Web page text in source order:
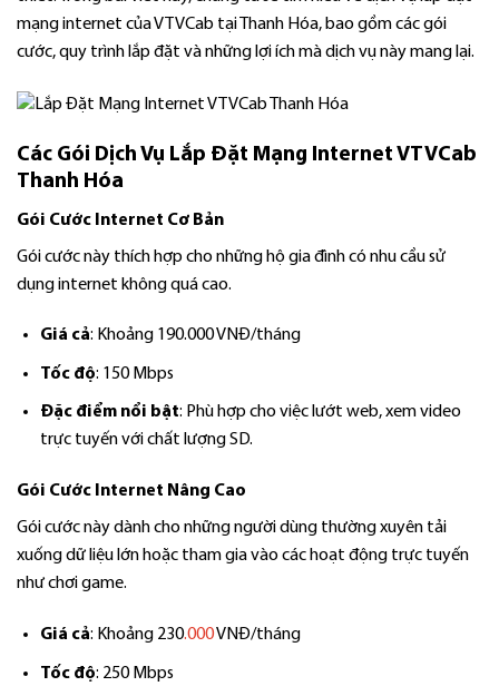
mạng internet của VTVCab tại Thanh Hóa, bao gồm các gói
cước, quy trình lắp đặt và những lợi ích mà dịch vụ này mang lại.
Các Gói Dịch Vụ Lắp Đặt Mạng Internet VTVCab
Thanh Hóa
Gói Cước Internet Cơ Bản
Gói cước này thích hợp cho những hộ gia đình có nhu cầu sử
dụng internet không quá cao.
Giá cả: Khoảng 190.000 VNĐ/tháng
Tốc độ: 150 Mbps
Đặc điểm nổi bật: Phù hợp cho việc lướt web, xem video
trực tuyến với chất lượng SD.
Gói Cước Internet Nâng Cao
Gói cước này dành cho những người dùng thường xuyên tải
xuống dữ liệu lớn hoặc tham gia vào các hoạt động trực tuyến
như chơi game.
Giá cả: Khoảng 230.000VNĐ/tháng
Tốc độ: 250 Mbps